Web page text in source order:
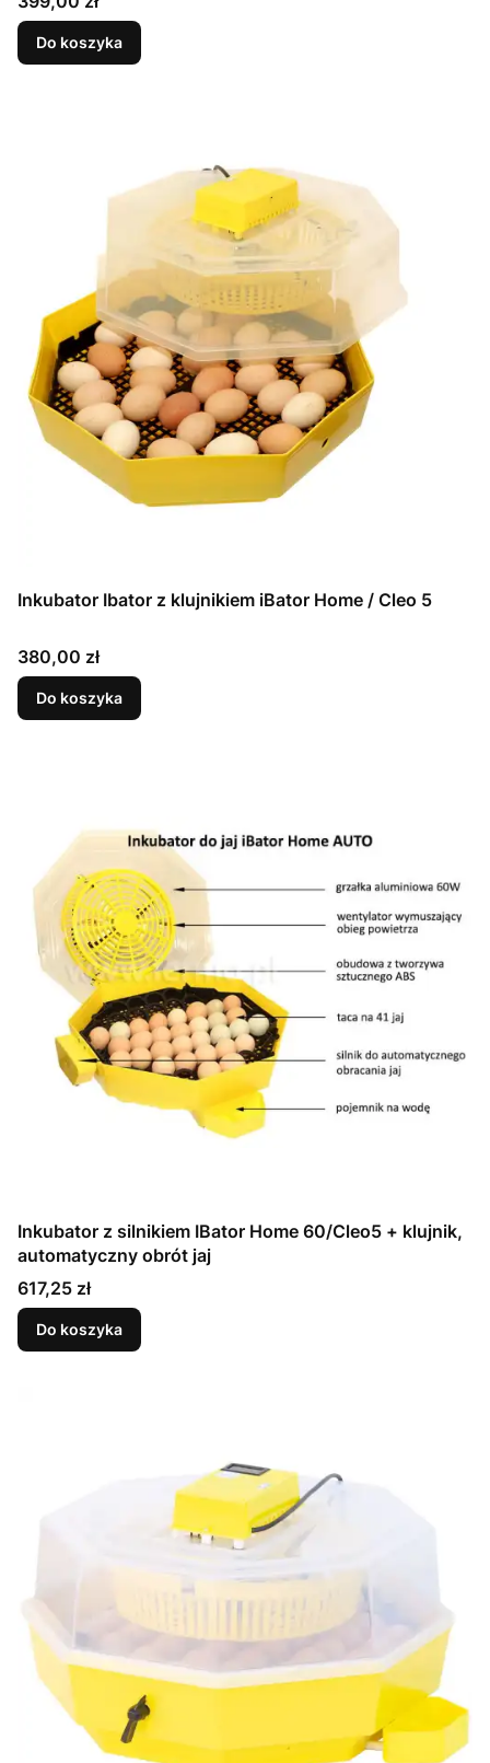
Do koszyka
Inkubator Ibator z klujnikiem iBator Home / Cleo 5
Cena
380,00 zł
Do koszyka
Inkubator z silnikiem IBator Home 60/Cleo5 + klujnik,
automatyczny obrót jaj
Cena
617,25 zł
Do koszyka